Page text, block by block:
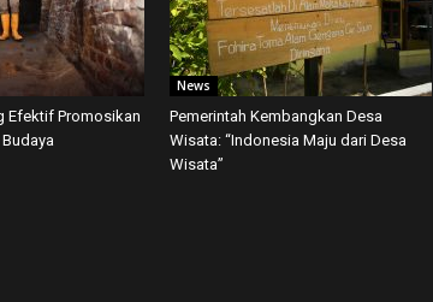
Efektif Promosikan
News
Pemerintah Kembangkan Desa
Wisata: “Indonesia Maju dari Desa
Wisata”